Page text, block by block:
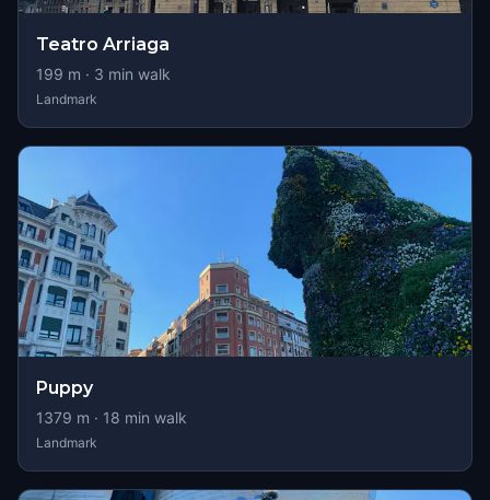
Teatro Arriaga
199 m · 3 min walk
Landmark
Puppy
1379 m · 18 min walk
Landmark